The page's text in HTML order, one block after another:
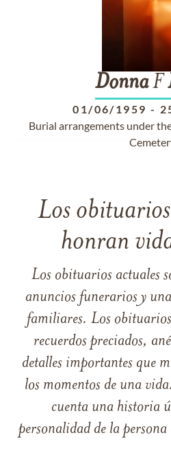
DonnaF
01/06/1959 -
Burial arrangements under
Los
honran
Los obituarios actuales
anuncios funerarios y
familiares. Los
recuerdos preciados,
detalles importantes que
los momentos de una
cuenta una historia
personalidad de la